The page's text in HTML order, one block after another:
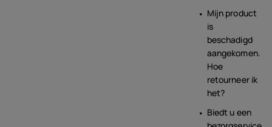
Mijn product
is
beschadigd
aangekomen.
Hoe
retourneer ik
het?
Biedt u een